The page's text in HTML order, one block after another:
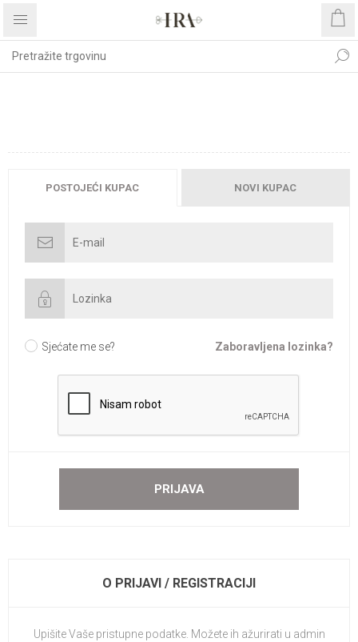
POSTOJEĆI KUPAC NOVI KUPAC
Sjećate me se? Zaboravljena lozinka?
O PRIJAVI / REGISTRACIJI
Upišite Vaše pristupne podatke. Možete ih ažurirati u admin